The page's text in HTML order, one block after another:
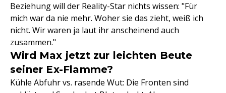
Beziehung will der Reality-Star nichts wissen: "Für
mich war da nie mehr. Woher sie das zieht, weiß ich
nicht. Wir waren ja laut ihr anscheinend auch
zusammen."
Wird Max jetzt zur leichten Beute
seiner Ex-Flamme?
Kühle Abfuhr vs. rasende Wut: Die Fronten sind